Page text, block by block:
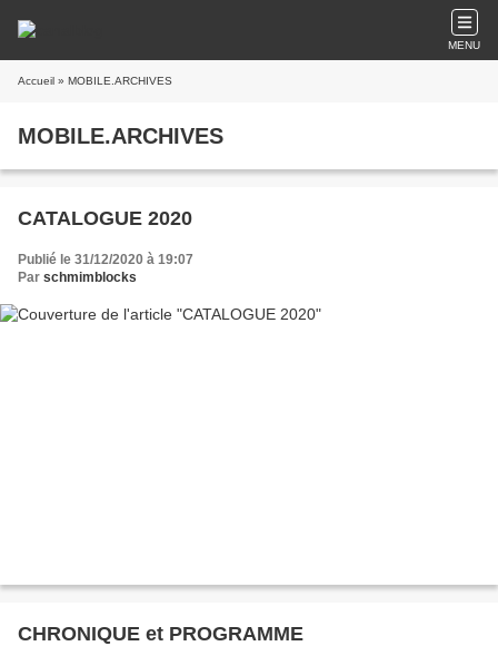
MENU
Accueil » MOBILE.ARCHIVES
MOBILE.ARCHIVES
CATALOGUE 2020
Publié le 31/12/2020 à 19:07
Par schmimblocks
CHRONIQUE et PROGRAMME